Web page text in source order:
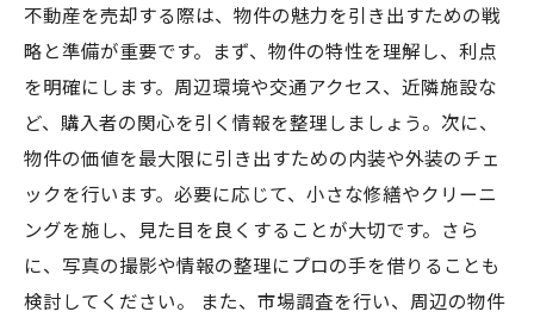
不動産を売却する際は、物件の魅力を引き出すための戦
略と準備が重要です。まず、物件の特性を理解し、利点
を明確にします。周辺環境や交通アクセス、近隣施設な
ど、購入者の関心を引く情報を整理しましょう。次に、
物件の価値を最大限に引き出すための内装や外装のチェ
ックを行います。必要に応じて、小さな修繕やクリーニ
ングを施し、見た目を良くすることが大切です。さら
に、写真の撮影や情報の整理にプロの手を借りることも
検討してください。 また、市場調査を行い、周辺の物件